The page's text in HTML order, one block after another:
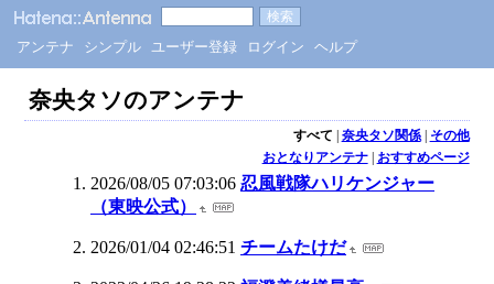
アンテナ シンプル ユーザー登録 ログイン ヘルプ
奈央タソのアンテナ
すべて | 奈央タソ関係| その他
おとなりアンテナ| おすすめページ
2026/08/05 07:03:06 忍風戦隊ハリケンジャー
（東映公式）
2026/01/04 02:46:51 チームたけだ